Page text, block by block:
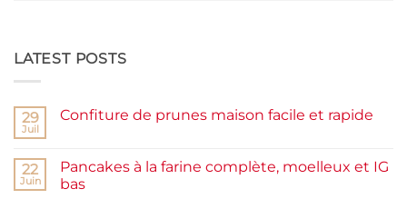
LATEST POSTS
29
Juil
Confiture de prunes maison facile et rapide
Confiture
de
prunes
22
Juin
Pancakes à la farine complète, moelleux et IG
bas